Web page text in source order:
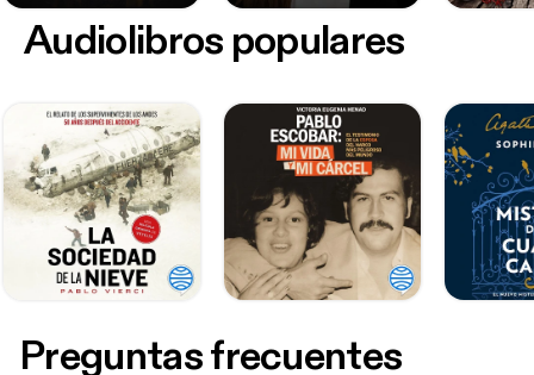
Audiolibros populares
Preguntas frecuentes